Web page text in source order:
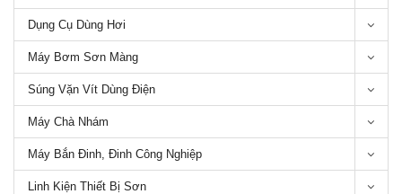
Dụng Cụ Dùng Hơi
Máy Bơm Sơn Màng
Súng Vặn Vít Dùng Điện
Máy Chà Nhám
Máy Bắn Đinh, Đinh Công Nghiệp
Linh Kiện Thiết Bị Sơn